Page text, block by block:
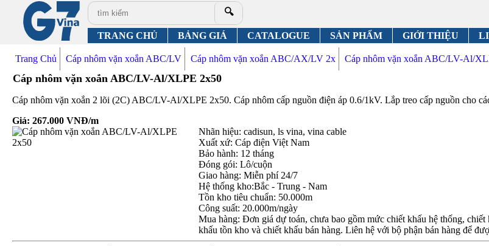
🔍
TRANG CHỦ BẢNG GIÁ CATALOGUE SẢN PHẨM GIỚI THIỆU
Trang Chủ Cáp nhôm vặn xoắn ABC/LV Cáp nhôm vặn xoắn ABC/AX/LV 2x Cáp nhôm vặn xoắn ABC/LV-Al/
Cáp nhôm vặn xoắn ABC/LV-Al/XLPE 2x50
Cáp nhôm vặn xoắn 2 lõi (2C) ABC/LV-Al/XLPE 2x50. Cáp nhôm cấp nguồn điện áp 0.6/1kV. Lắp treo cấp nguồn cho
Giá:267.000 VNĐ/m
Nhãn hiệu: cadisun, ls vina, vina cable
Xuất xứ: Cáp điện Việt Nam
Bảo hành: 12 tháng
Đóng gói: Lô/cuộn
Giao hàng: Miễn phí 24/7
Hệ thống kho:Bắc - Trung - Nam
Tồn kho tiêu chuẩn: 50.000m
Công suất: 20.000m/ngày
Mua hàng: Đơn giá dự toán, chưa bao gồm mức chiết khấu hệ thống,
khấu tồn kho và chiết khấu bán hàng. Liên hệ với bộ phận bán hàng để